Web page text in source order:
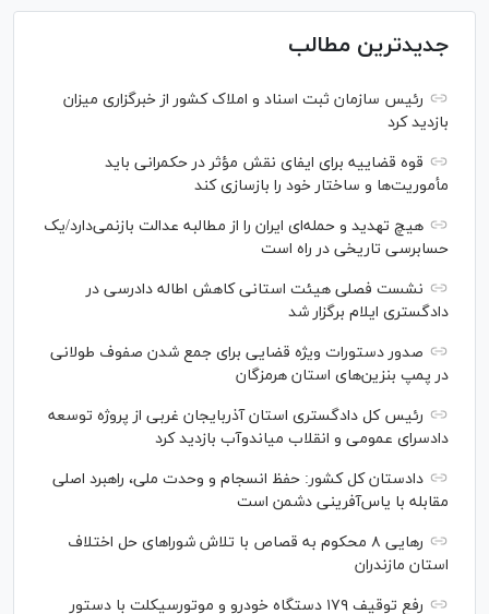
جدیدترین مطالب
رئیس سازمان ثبت اسناد و املاک کشور از خبرگزاری میزان
بازدید کرد
قوه قضاییه برای ایفای نقش مؤثر در حکمرانی باید
مأموریت‌ها و ساختار خود را بازسازی کند
هیچ تهدید و حمله‌ای ایران را از مطالبه عدالت بازنمی‌دارد/یک
حسابرسی تاریخی در راه است
نشست فصلی هیئت استانی کاهش اطاله دادرسی در
دادگستری ایلام برگزار شد
صدور دستورات ویژه قضایی برای جمع شدن صفوف طولانی
در پمپ بنزین‌های استان هرمزگان
رئیس کل دادگستری استان آذربایجان غربی از پروژه توسعه
دادسرای عمومی و انقلاب میاندوآب بازدید کرد
دادستان کل کشور: حفظ انسجام و وحدت ملی، راهبرد اصلی
مقابله با یاس‌آفرینی دشمن است
رهایی ۸ محکوم به قصاص با تلاش شورا‌های حل اختلاف
استان مازندران
رفع توقیف ۱۷۹ دستگاه خودرو و موتورسیکلت با دستور